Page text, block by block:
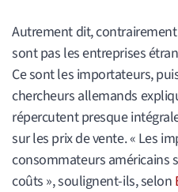
Autrement dit,
sont pas les entreprises
Ce sont les importateurs,
chercheurs allemands
répercutent presque
sur les prix de vente. « Les
consommateurs américains
coûts », soulignent-ils, selon